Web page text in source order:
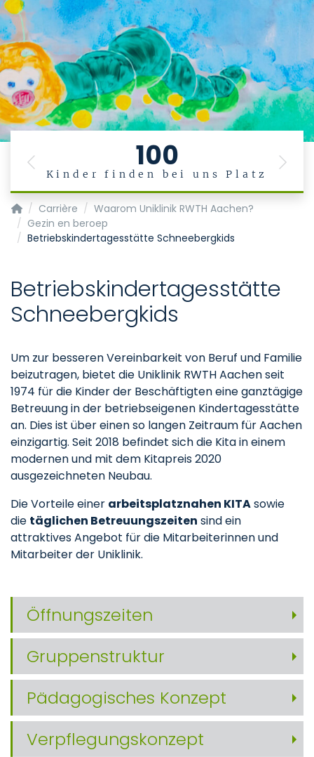
100
Kinder finden bei uns Platz
Previous Next
Startpagina
Carrière
Waarom Uniklinik RWTH Aachen?
Gezin en beroep
Betriebskindertagesstätte Schneebergkids
Betriebskindertagesstätte
Schneebergkids
Um zur besseren Vereinbarkeit von Beruf und Familie
beizutragen, bietet die Uniklinik RWTH Aachen seit
1974 für die Kinder der Beschäftigten eine ganztägige
Betreuung in der betriebseigenen Kindertagesstätte
an. Dies ist über einen so langen Zeitraum für Aachen
einzigartig. Seit 2018 befindet sich die Kita in einem
modernen und mit dem Kitapreis 2020
ausgezeichneten Neubau.
Die Vorteile einer arbeitsplatznahen KITAsowie
die täglichen Betreuungszeiten sind ein
attraktives Angebot für die Mitarbeiterinnen und
Mitarbeiter der Uniklinik.
Öffnungszeiten
Gruppenstruktur
Pädagogisches Konzept
Verpflegungskonzept